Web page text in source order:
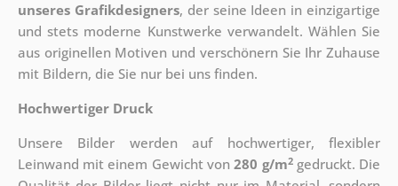
unseres Grafikdesigners, der seine Ideen in einzigartige
und stets moderne Kunstwerke verwandelt. Wählen Sie
aus originellen Motiven und verschönern Sie Ihr Zuhause
mit Bildern, die Sie nur bei uns finden.
Hochwertiger Druck
Unsere Bilder werden auf hochwertiger, flexibler
Leinwand mit einem Gewicht von280 g/m2gedruckt. Die